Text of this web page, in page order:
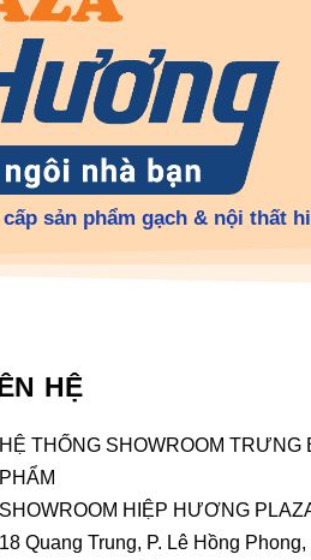
sản phẩm gạch & nội thất
HỆ
HỆ THỐNG SHOWROOM TRƯNG
PHẨM
SHOWROOM HIỆP HƯƠNG
18 Quang Trung, P. Lê Hồng